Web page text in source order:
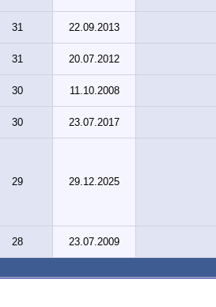
31 22.09.2013
31 20.07.2012
30 11.10.2008
30 23.07.2017
29 29.12.2025
28 23.07.2009